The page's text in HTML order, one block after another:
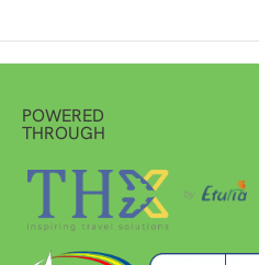
POWERED
THROUGH